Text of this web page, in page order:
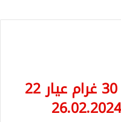
كم سعر اسوارة الذهب 30 غرام عيار 22